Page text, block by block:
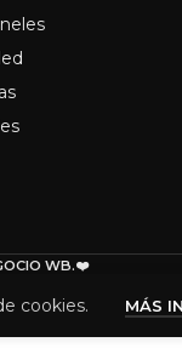
WB.❤️
cookies. MÁS